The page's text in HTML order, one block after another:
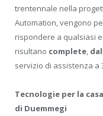
trentennale nella
Automation, vengono
rispondere a qualsiasi
risultano complete,
servizio di assistenza a
Tecnologie per la
di Duemmegi